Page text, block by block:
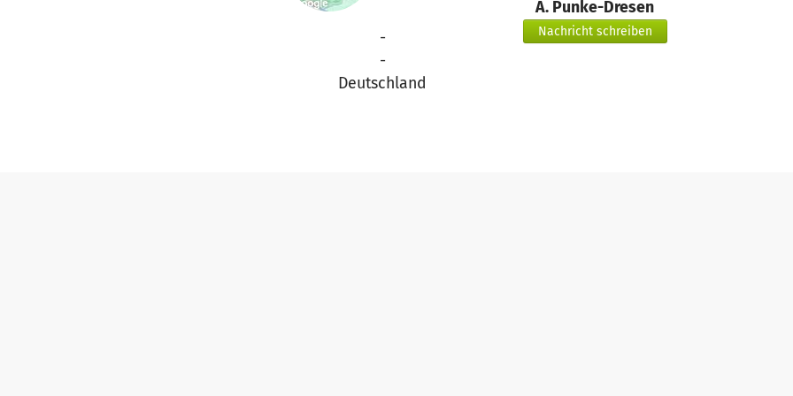
-
-
Deutschland
A. Punke-Dresen
Nachricht schreiben